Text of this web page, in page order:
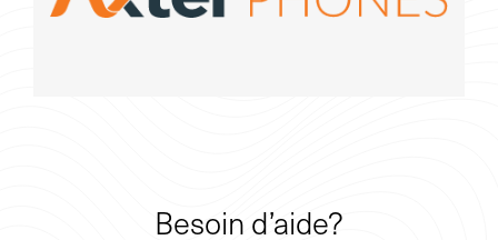
Besoin d’aide?